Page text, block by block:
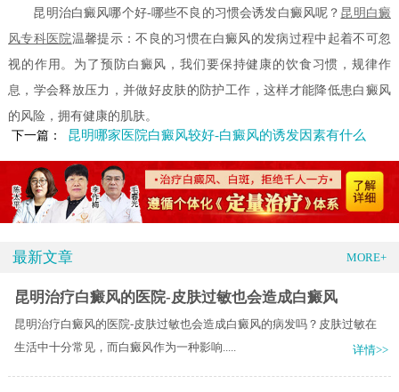
昆明治白癜风哪个好-哪些不良的习惯会诱发白癜风呢？ 昆明白癜
风专科医院温馨提示：不良的习惯在白癜风的发病过程中起着不可忽
视的作用。为了预防白癜风，我们要保持健康的饮食习惯，规律作
息，学会释放压力，并做好皮肤的防护工作，这样才能降低患白癜风
的风险，拥有健康的肌肤。
下一篇：
昆明哪家医院白癜风较好-白癜风的诱发因素有什么
最新文章 MORE+
昆明治疗白癜风的医院-皮肤过敏也会造成白癜风
昆明治疗白癜风的医院-皮肤过敏也会造成白癜风的病发吗？皮肤过敏在
生活中十分常见，而白癜风作为一种影响.....
详情>>